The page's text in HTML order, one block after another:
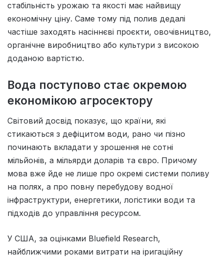
стабільність урожаю та якості має найвищу
економічну ціну. Саме тому під полив дедалі
частіше заходять насіннєві проєкти, овочівництво,
органічне виробництво або культури з високою
доданою вартістю.
Вода поступово стає окремою
економікою агросектору
Світовий досвід показує, що країни, які
стикаються з дефіцитом води, рано чи пізно
починають вкладати у зрошення не сотні
мільйонів, а мільярди доларів та євро. Причому
мова вже йде не лише про окремі системи поливу
на полях, а про повну перебудову водної
інфраструктури, енергетики, логістики води та
підходів до управління ресурсом.
У США, за оцінками Bluefield Research,
найближчими роками витрати на іригаційну